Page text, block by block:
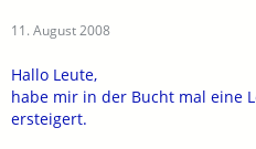
11. August 2008
Hallo Leute,
habe mir in der Bucht mal eine
ersteigert.